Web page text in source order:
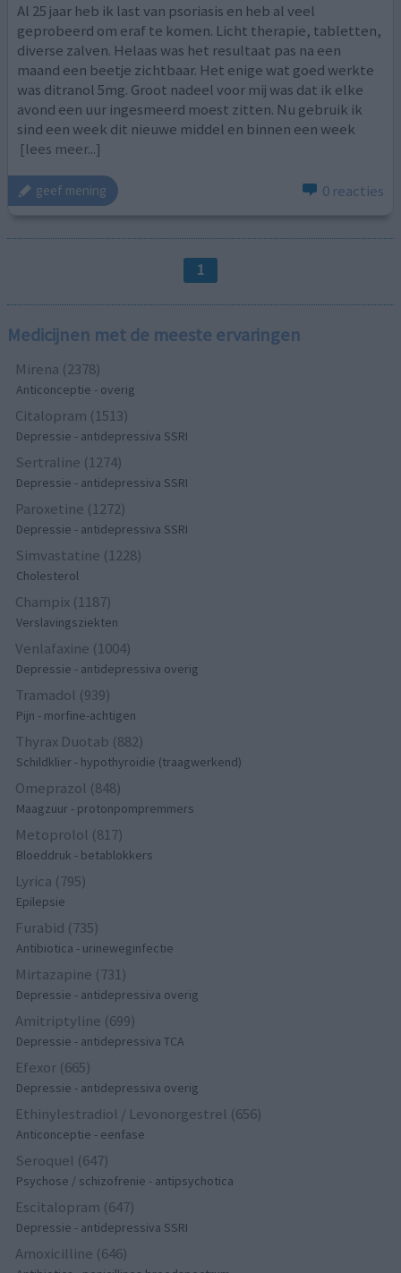
Al 25 jaar heb ik last van psoriasis en heb al veel
geprobeerd om eraf te komen. Licht therapie, tabletten,
diverse zalven. Helaas was het resultaat pas na een
maand een beetje zichtbaar. Het enige wat goed werkte
was ditranol 5mg. Groot nadeel voor mij was dat ik elke
avond een uur ingesmeerd moest zitten. Nu gebruik ik
sind een week dit nieuwe middel en binnen een week
[lees meer...]
geef mening 0 reacties
1
Medicijnen met de meeste ervaringen
Mirena (2378)
Anticonceptie - overig
Citalopram (1513)
Depressie - antidepressiva SSRI
Sertraline (1274)
Depressie - antidepressiva SSRI
Paroxetine (1272)
Depressie - antidepressiva SSRI
Simvastatine (1228)
Cholesterol
Champix (1187)
Verslavingsziekten
Venlafaxine (1004)
Depressie - antidepressiva overig
Tramadol (939)
Pijn - morfine-achtigen
Thyrax Duotab (882)
Schildklier - hypothyroidie (traagwerkend)
Omeprazol (848)
Maagzuur - protonpompremmers
Metoprolol (817)
Bloeddruk - betablokkers
Lyrica (795)
Epilepsie
Furabid (735)
Antibiotica - urineweginfectie
Mirtazapine (731)
Depressie - antidepressiva overig
Amitriptyline (699)
Depressie - antidepressiva TCA
Efexor (665)
Depressie - antidepressiva overig
Ethinylestradiol / Levonorgestrel (656)
Anticonceptie - eenfase
Seroquel (647)
Psychose / schizofrenie - antipsychotica
Escitalopram (647)
Depressie - antidepressiva SSRI
Amoxicilline (646)